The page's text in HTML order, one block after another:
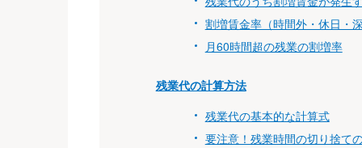
割増賃金率（時間外・休日・
月60時間超の残業の割増率
残業代の計算方法
残業代の基本的な計算式
要注意！残業時間の切り捨て